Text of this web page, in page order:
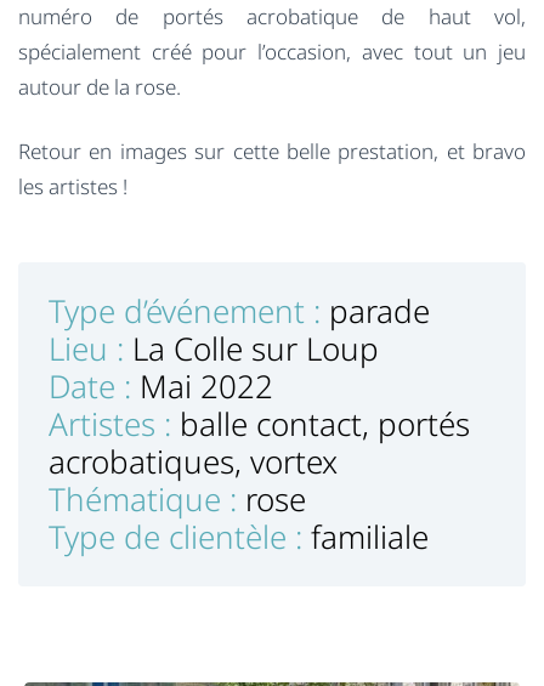
numéro de portés acrobatique de haut vol,
spécialement créé pour l’occasion, avec tout un jeu
autour de la rose.
Retour en images sur cette belle prestation, et bravo
les artistes !
Type d’événement : parade
Lieu : La Colle sur Loup
Date : Mai 2022
Artistes : balle contact, portés
acrobatiques, vortex
Thématique : rose
Type de clientèle : familiale